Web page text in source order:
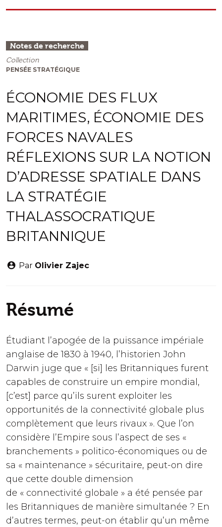
Notes de recherche
Collection
PENSÉE STRATÉGIQUE
ÉCONOMIE DES FLUX
MARITIMES, ÉCONOMIE DES
FORCES NAVALES
RÉFLEXIONS SUR LA NOTION
D’ADRESSE SPATIALE DANS
LA STRATÉGIE
THALASSOCRATIQUE
BRITANNIQUE
Par Olivier Zajec
Résumé
Étudiant l’apogée de la puissance impériale
anglaise de 1830 à 1940, l’historien John
Darwin juge que « [si] les Britanniques furent
capables de construire un empire mondial,
[c’est] parce qu’ils surent exploiter les
opportunités de la connectivité globale plus
complètement que leurs rivaux ». Que l’on
considère l’Empire sous l’aspect de ses «
branchements » politico-économiques ou de
sa « maintenance » sécuritaire, peut-on dire
que cette double dimension
de « connectivité globale » a été pensée par
les Britanniques de manière simultanée ? En
d’autres termes, peut-on établir qu’un même